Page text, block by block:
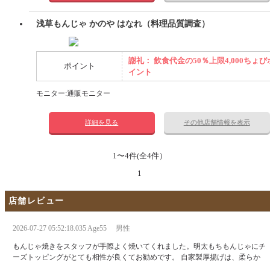
浅草もんじゃ かのや はなれ（料理品質調査）
ポイント
謝礼： 飲食代金の50％上限4,000ちょび
イント
モニター:通販モニター
詳細を見る その他店舗情報を表示
1〜4件(全4件）
1
店舗レビュー
2026-07-27 05:52:18.035 Age55 男性
もんじゃ焼きをスタッフが手際よく焼いてくれました。明太もちもんじゃにチ
ーズトッピングがとても相性が良くてお勧めです。 自家製厚揚げは、柔らか